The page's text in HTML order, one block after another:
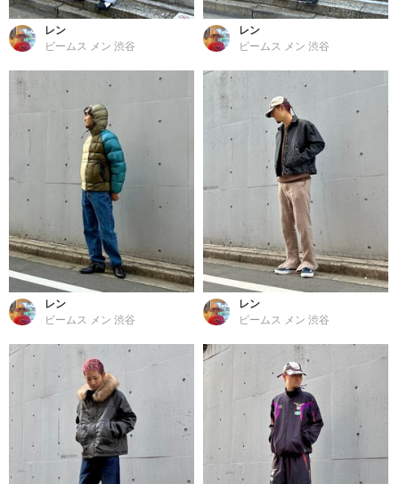
レン
ビームス メン 渋谷
レン
ビームス メン 渋谷
レン
ビームス メン 渋谷
レン
ビームス メン 渋谷